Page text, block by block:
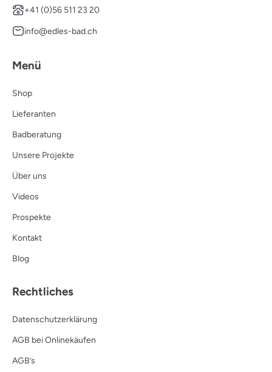
+41 (0)56 511 23 20
info@edles-bad.ch
Menü
Shop
Lieferanten
Badberatung
Unsere Projekte
Über uns
Videos
Prospekte
Kontakt
Blog
Rechtliches
Datenschutzerklärung
AGB bei Onlinekäufen
AGB’s